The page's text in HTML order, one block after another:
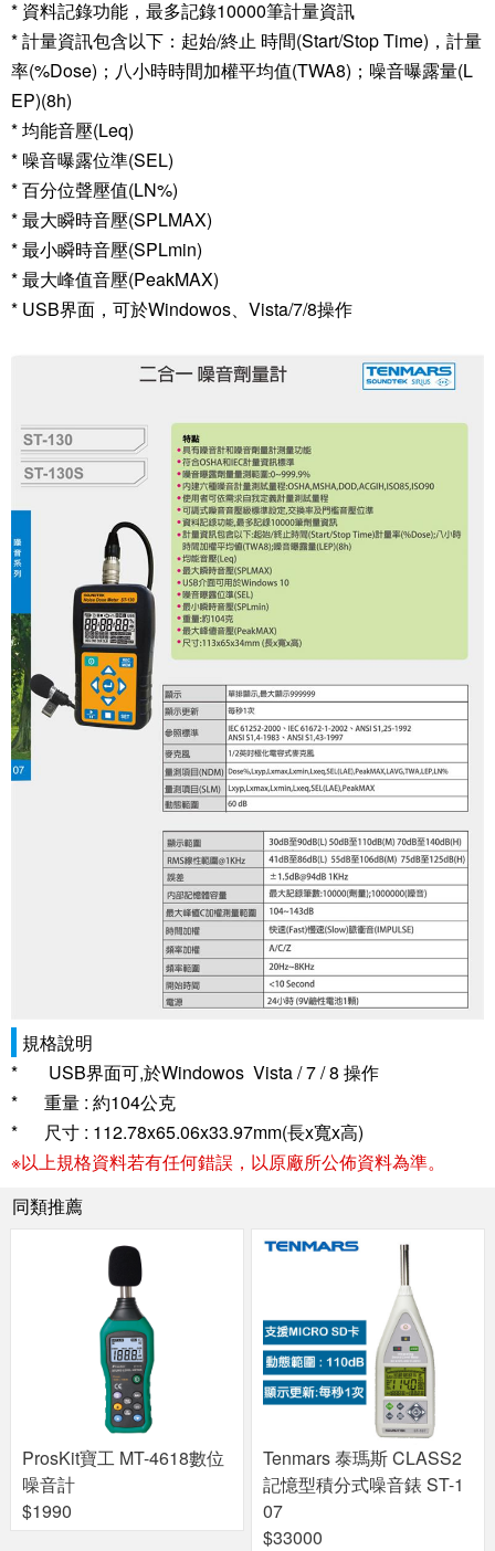
* 資料記錄功能，最多記錄10000筆計量資訊
* 計量資訊包含以下：起始/終止 時間(Start/Stop Time)，計量
率(%Dose)；八小時時間加權平均值(TWA8)；噪音曝露量(L
EP)(8h)
* 均能音壓(Leq)
* 噪音曝露位準(SEL)
* 百分位聲壓值(LN%)
* 最大瞬時音壓(SPLMAX)
* 最小瞬時音壓(SPLmin)
* 最大峰值音壓(PeakMAX)
* USB界面，可於Windowos、Vista/7/8操作
規格說明
*
USB界面可,於Windowos Vista / 7 / 8 操作
*
重量 : 約104公克
*
尺寸 : 112.78x65.06x33.97mm(長x寬x高)
※以上規格資料若有任何錯誤，以原廠所公佈資料為準。
同類推薦
ProsKit寶工 MT-4618數位
噪音計
$1990
Tenmars 泰瑪斯 CLASS2
記憶型積分式噪音錶 ST-1
07
$33000